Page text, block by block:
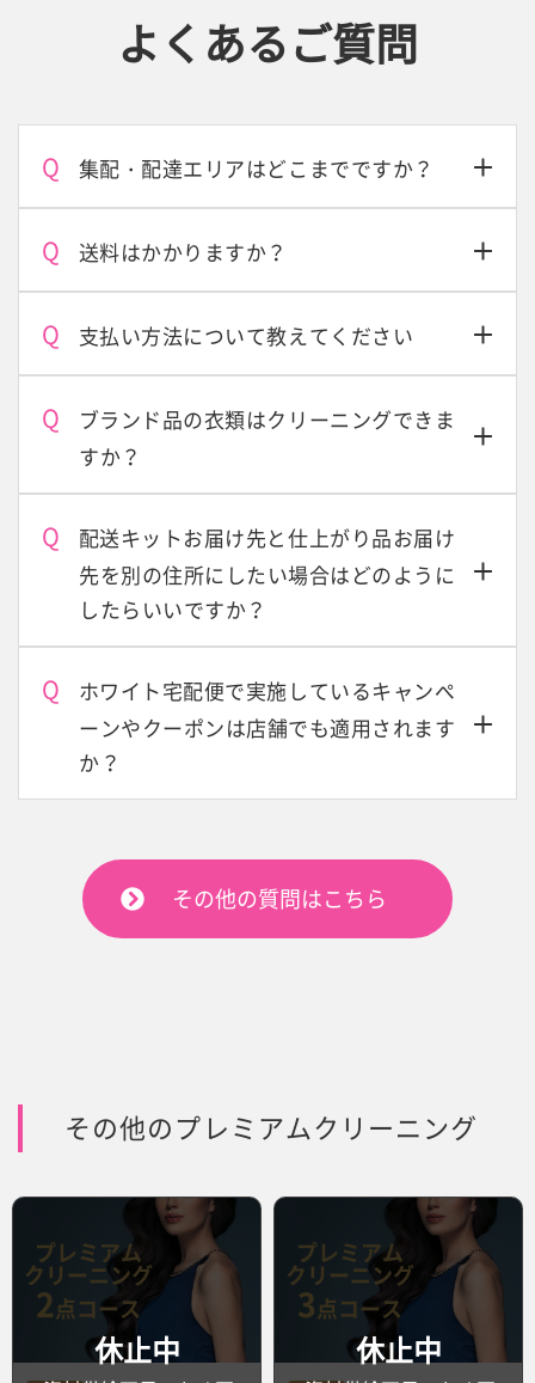
よくあるご質問
集配・配達エリアはどこまでですか？
送料はかかりますか？
支払い方法について教えてください
ブランド品の衣類はクリーニングできま
すか？
配送キットお届け先と仕上がり品お届け
先を別の住所にしたい場合はどのように
したらいいですか？
ホワイト宅配便で実施しているキャンペ
ーンやクーポンは店舗でも適用されます
か？
その他の質問はこちら
その他のプレミアムクリーニング
休止中
プレミアム
クリーニング
2 点コース
休止中
プレミアム
クリーニング
3 点コース